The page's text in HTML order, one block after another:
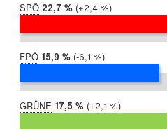
SPÖ 2019:
22,7 %
2014:
20,3 %
Differenz:
+2,4 %
FPÖ 2019:
15,9 %
2014:
22,0 %
Differenz:
-6,1 %
GRÜNE 2019:
17,5 %
2014:
15,4 %
Differenz:
+2,1 %